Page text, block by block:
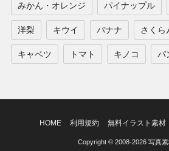
みかん・オレンジ パイナップル
洋梨 キウイ バナナ さくら
キャベツ トマト キノコ パ
HOME 利用規約 無料イラスト素材
Copyright © 2008-2026 写真